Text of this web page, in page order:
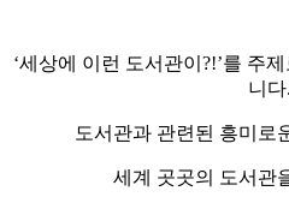
‘세상에 이런 도서관이?!’를 주
니다.
도서관과 관련된 흥미로
세계 곳곳의 도서관